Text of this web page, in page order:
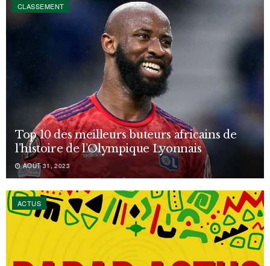
CLASSEMENT
Top 10 des meilleurs buteurs africains de
l’histoire de l’Olympique Lyonnais
AOÛT 31, 2023
ACTUS